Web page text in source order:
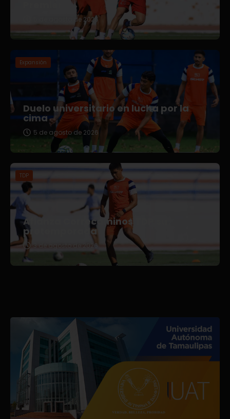
5 de agosto de 2026
Expansión
Duelo universitario en lucha por la
cima
5 de agosto de 2026
TDP
Afianza Correcaminos TDP su
pretemporada
3 de agosto de 2026